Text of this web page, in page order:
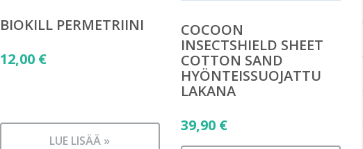
BIOKILL PERMETRIINI
12,00 €
LUE LISÄÄ »
COCOON
INSECTSHIELD SHEET
COTTON SAND
HYÖNTEISSUOJATTU
LAKANA
39,90 €